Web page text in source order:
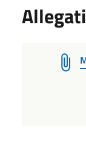
Allegati